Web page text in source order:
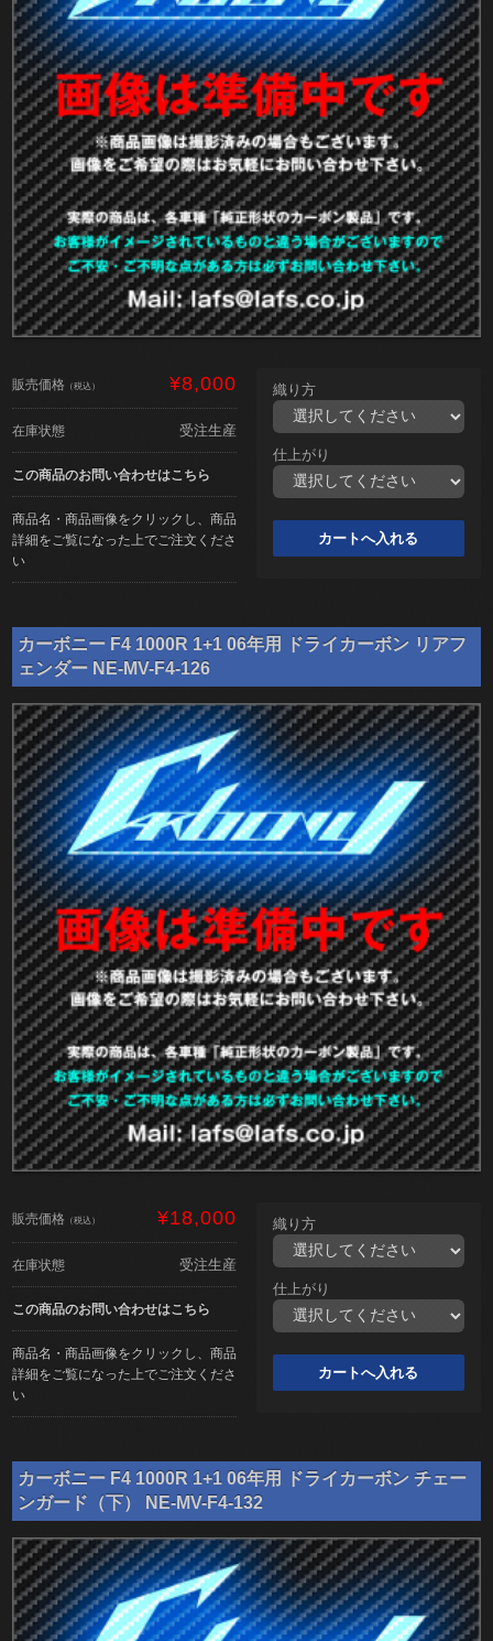
販売価格 （税込） ¥8,000
在庫状態 受注生産
この商品のお問い合わせはこちら
商品名・商品画像をクリックし、商品
詳細をご覧になった上でご注文くださ
い
織り方
仕上がり
カーボニー F4 1000R 1+1 06年用 ドライカーボン リアフ
ェンダー NE-MV-F4-126
販売価格 （税込） ¥18,000
在庫状態 受注生産
この商品のお問い合わせはこちら
商品名・商品画像をクリックし、商品
詳細をご覧になった上でご注文くださ
い
織り方
仕上がり
カーボニー F4 1000R 1+1 06年用 ドライカーボン チェー
ンガード（下） NE-MV-F4-132